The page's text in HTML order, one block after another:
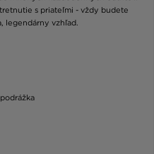
s priateľmi - vždy budete
legendárny vzhľad.